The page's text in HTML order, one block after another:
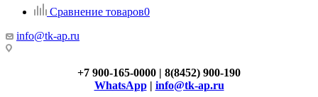
Сравнение товаров0
info@tk-ap.ru
+7 900-165-0000 | 8(8452) 900-190
WhatsApp| info@tk-ap.ru